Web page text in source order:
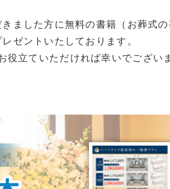
ました方に無料の書籍（お葬式
ゼントいたしております。
役立ていただければ幸いでござい